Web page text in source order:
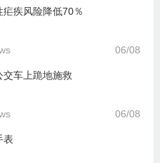
疟疾风险降低70％
06/08
交车上跪地施救
06/08
表